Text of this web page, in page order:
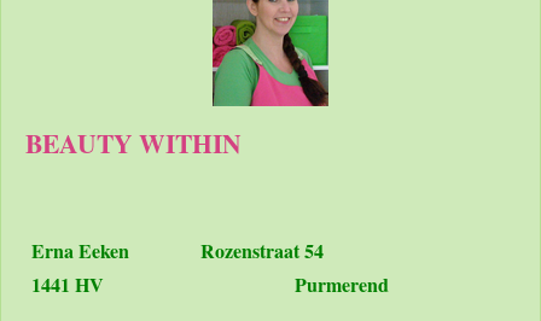
BEAUTY WITHIN
Erna Eeken Rozenstraat 54
1441 HV Purmerend